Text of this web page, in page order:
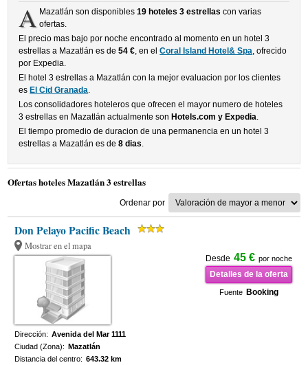
A Mazatlán son disponibles 19 hoteles 3 estrellas con varias
ofertas.
El precio mas bajo por noche encontrado al momento en un hotel 3
estrellas a Mazatlán es de54 €, en elCoral Island Hotel& Spa, ofrecido
por Expedia.
El hotel 3 estrellas a Mazatlán con la mejor evaluacion por los clientes
es El Cid Granada.
Los consolidadores hoteleros que ofrecen el mayor numero de hoteles
3 estrellas en Mazatlán actualmente son Hotels.com y Expedia.
El tiempo promedio de duracion de una permanencia en un hotel 3
estrellas a Mazatlán es de8 dias.
Ofertas hoteles Mazatlán 3 estrellas
Ordenar por
Don Pelayo Pacific Beach
Mostrar en el mapa
Desde 45 € por noche
Detalles de la oferta
Fuente Booking
Dirección: Avenida del Mar 1111
Ciudad (Zona): Mazatlán
Distancia del centro: 643.32 km